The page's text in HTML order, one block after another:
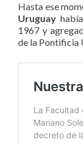
Hasta ese
Uruguay
1967 y
de la Pontificia